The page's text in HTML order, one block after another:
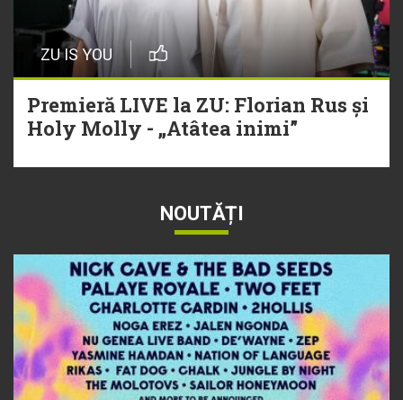
ZU IS YOU
Premieră LIVE la ZU: Florian Rus și
Holy Molly - „Atâtea inimi”
NOUTĂȚI